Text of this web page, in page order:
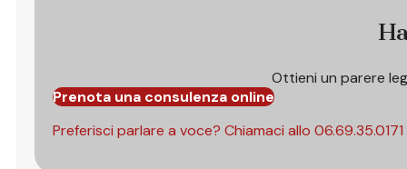
Ottieni un parere
Prenota una consulenza online
Preferisci parlare a voce? Chiamaci allo 06.69.35.0171